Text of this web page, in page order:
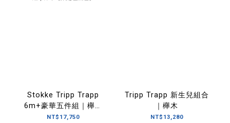
Stokke Tripp Trapp
6m+豪華五件組｜櫸木
【限定色黑色】
NT$17,750
Tripp Trapp 新生兒組合
｜櫸木
NT$13,280